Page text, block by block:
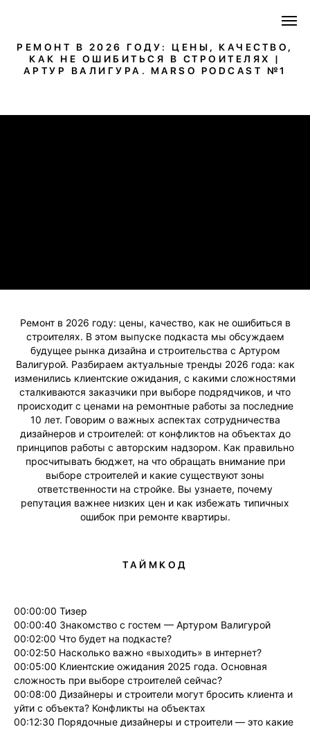
РЕМОНТ В 2026 ГОДУ: ЦЕНЫ, КАЧЕСТВО,
КАК НЕ ОШИБИТЬСЯ В СТРОИТЕЛЯХ |
АРТУР ВАЛИГУРА. MARSO PODCAST №1
Ремонт в 2026 году: цены, качество, как не ошибиться в
строителях. В этом выпуске подкаста мы обсуждаем
будущее рынка дизайна и строительства с Артуром
Валигурой. Разбираем актуальные тренды 2026 года: как
изменились клиентские ожидания, с какими сложностями
сталкиваются заказчики при выборе подрядчиков, и что
происходит с ценами на ремонтные работы за последние
10 лет. Говорим о важных аспектах сотрудничества
дизайнеров и строителей: от конфликтов на объектах до
принципов работы с авторским надзором. Как правильно
просчитывать бюджет, на что обращать внимание при
выборе строителей и какие существуют зоны
ответственности на стройке. Вы узнаете, почему
репутация важнее низких цен и как избежать типичных
ошибок при ремонте квартиры.
ТАЙМКОД
00:00:00 Тизер
00:00:40 Знакомство с гостем — Артуром Валигурой
00:02:00 Что будет на подкасте?
00:02:50 Насколько важно «выходить» в интернет?
00:05:00 Клиентские ожидания 2025 года. Основная
сложность при выборе строителей сейчас?
00:08:00 Дизайнеры и строители могут бросить клиента и
уйти с объекта? Конфликты на объектах
00:12:30 Порядочные дизайнеры и строители — это какие